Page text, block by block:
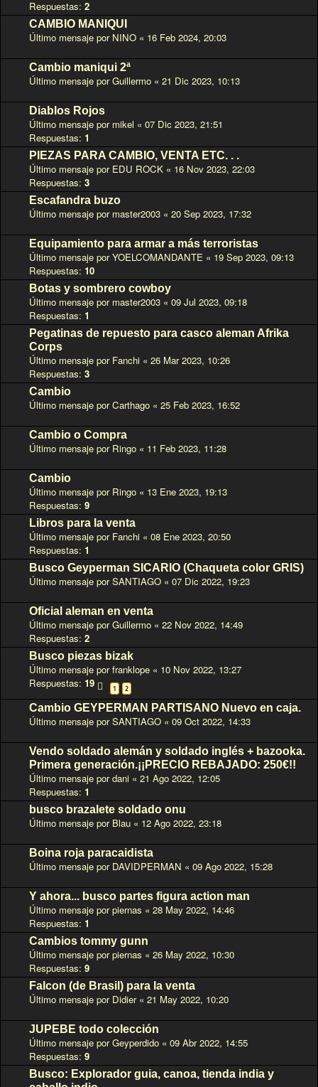
Respuestas: 2
CAMBIO MANIQUI
Último mensaje por NINO « 16 Feb 2024, 20:03
Cambio maniqui 2ª
Último mensaje porGuillermo « 21 Dic 2023, 10:13
Diablos Rojos
Último mensaje por mikel « 07 Dic 2023, 21:51
Respuestas: 1
PIEZAS PARA CAMBIO, VENTA ETC. . .
Último mensaje por EDU ROCK « 16 Nov 2023, 22:03
Respuestas: 3
Escafandra buzo
Último mensaje por master2003 « 20 Sep 2023, 17:32
Equipamiento para armar a más terroristas
Último mensaje porYOELCOMANDANTE « 19 Sep 2023, 09:13
Respuestas: 10
Botas y sombrero cowboy
Último mensaje por master2003 « 09 Jul 2023, 09:18
Respuestas: 1
Pegatinas de repuesto para casco aleman Afrika
Corps
Último mensaje por Fanchi « 26 Mar 2023, 10:26
Respuestas: 3
Cambio
Último mensaje porCarthago « 25 Feb 2023, 16:52
Cambio o Compra
Último mensaje por Ringo « 11 Feb 2023, 11:28
Cambio
Último mensaje por Ringo « 13 Ene 2023, 19:13
Respuestas: 9
Libros para la venta
Último mensaje por Fanchi « 08 Ene 2023, 20:50
Respuestas: 1
Busco Geyperman SICARIO (Chaqueta color GRIS)
Último mensaje porSANTIAGO « 07 Dic 2022, 19:23
Oficial aleman en venta
Último mensaje porGuillermo « 22 Nov 2022, 14:49
Respuestas: 2
Busco piezas bizak
Último mensaje porfranklope « 10 Nov 2022, 13:27
Respuestas: 19 1 2
Cambio GEYPERMAN PARTISANO Nuevo en caja.
Último mensaje porSANTIAGO « 09 Oct 2022, 14:33
Vendo soldado alemán y soldado inglés + bazooka.
Primera generación.¡¡PRECIO REBAJADO: 250€!!
Último mensaje pordani « 21 Ago 2022, 12:05
Respuestas: 1
busco brazalete soldado onu
Último mensaje por Blau « 12 Ago 2022, 23:18
Boina roja paracaidista
Último mensaje por DAVIDPERMAN « 09 Ago 2022, 15:28
Y ahora... busco partes figura action man
Último mensaje porpiernas « 28 May 2022, 14:46
Respuestas: 1
Cambios tommy gunn
Último mensaje porpiernas « 26 May 2022, 10:30
Respuestas: 9
Falcon (de Brasil) para la venta
Último mensaje por Didier« 21 May 2022, 10:20
JUPEBE todo colección
Último mensaje porGeyperdido « 09 Abr 2022, 14:55
Respuestas: 9
Busco: Explorador guia, canoa, tienda india y